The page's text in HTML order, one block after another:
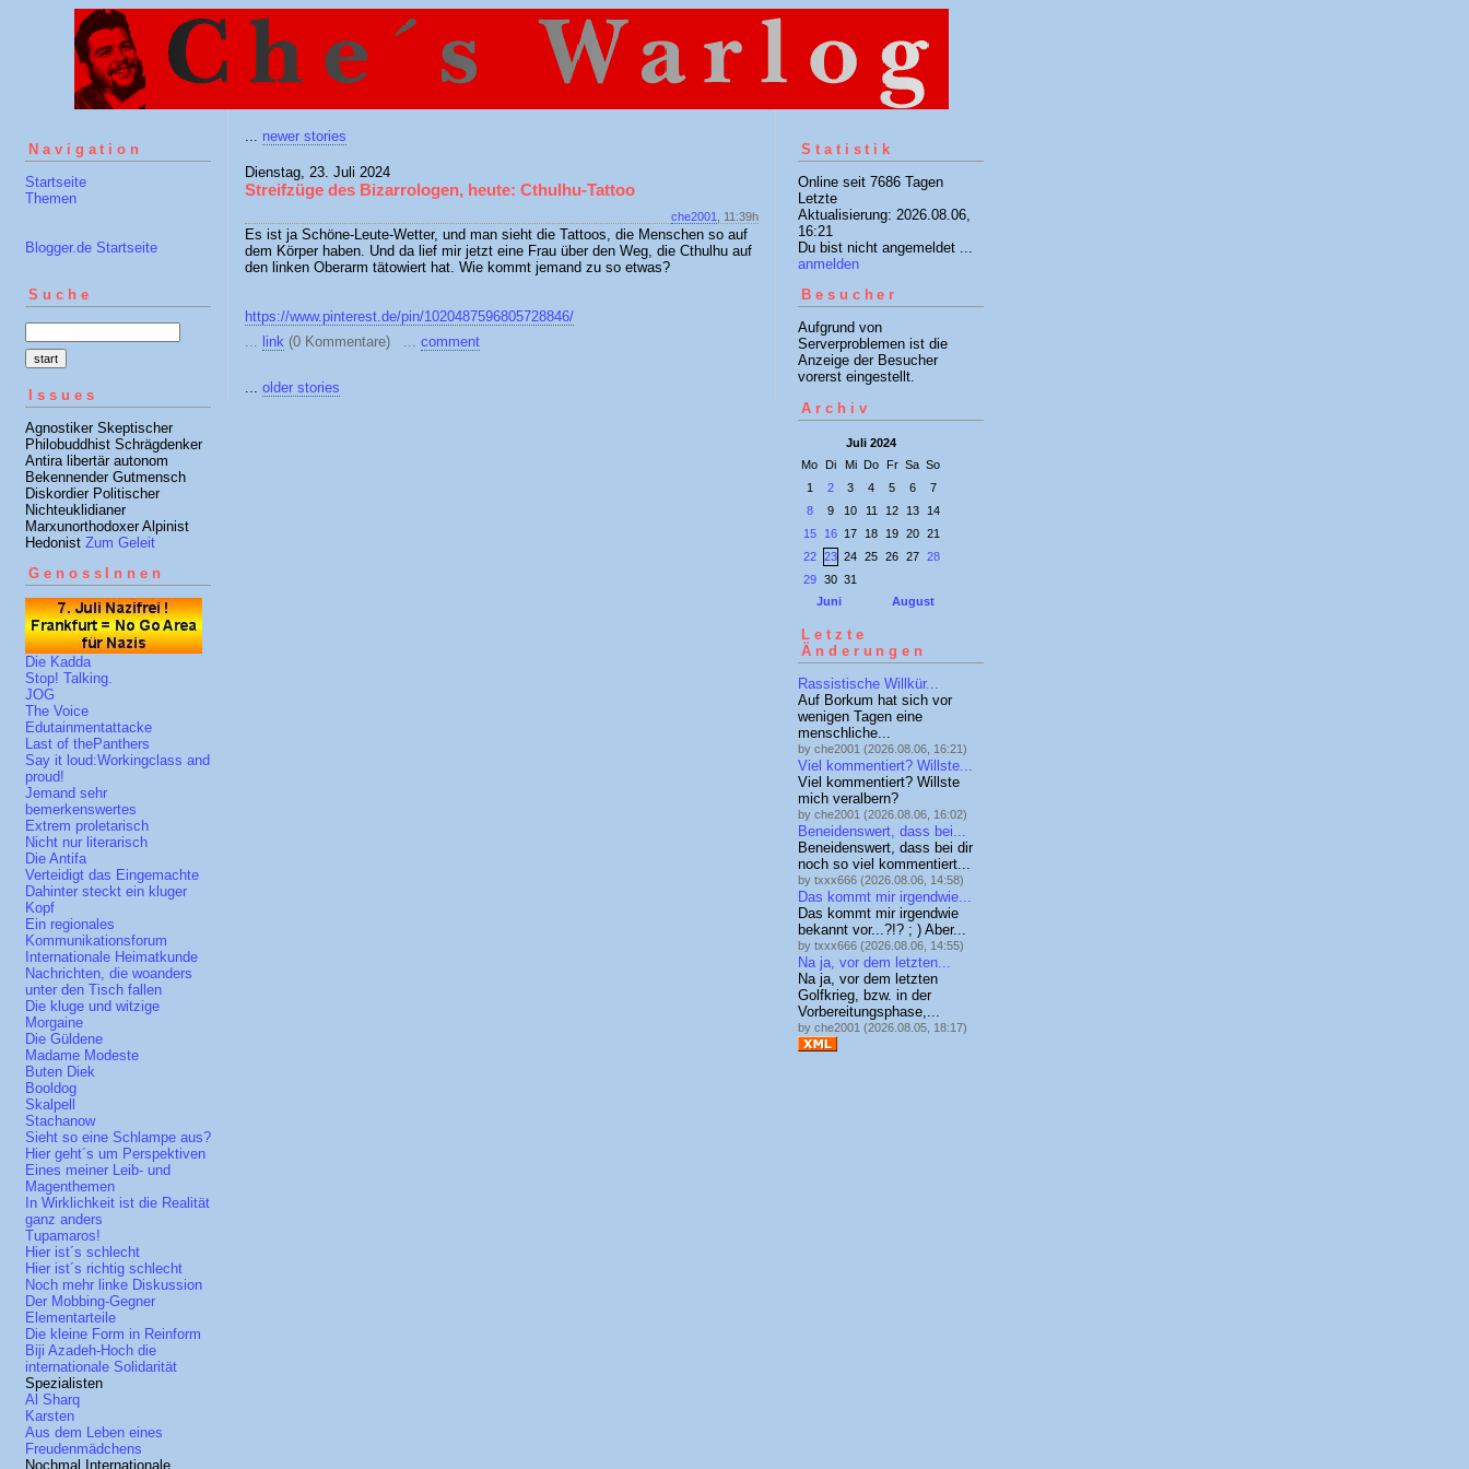
Navigation
Startseite
Themen
Blogger.de Startseite
Suche
Issues
Agnostiker Skeptischer
Philobuddhist Schrägdenker
Antira libertär autonom
Bekennender Gutmensch
Diskordier Politischer
Nichteuklidianer
Marxunorthodoxer Alpinist
Hedonist Zum Geleit
GenossInnen
Die Kadda
Stop! Talking.
JOG
The Voice
Edutainmentattacke
Last of thePanthers
Say it loud:Workingclass and
proud!
Jemand sehr
bemerkenswertes
Extrem proletarisch
Nicht nur literarisch
Die Antifa
Verteidigt das Eingemachte
Dahinter steckt ein kluger
Kopf
Ein regionales
Kommunikationsforum
Internationale Heimatkunde
Nachrichten, die woanders
unter den Tisch fallen
Die kluge und witzige
Morgaine
Die Güldene
Madame Modeste
Buten Diek
Booldog
Skalpell
Stachanow
Sieht so eine Schlampe aus?
Hier geht´s um Perspektiven
Eines meiner Leib- und
Magenthemen
In Wirklichkeit ist die Realität
ganz anders
Tupamaros!
Hier ist´s schlecht
Hier ist´s richtig schlecht
Noch mehr linke Diskussion
Der Mobbing-Gegner
Elementarteile
Die kleine Form in Reinform
Biji Azadeh-Hoch die
internationale Solidarität
Spezialisten
Al Sharq
Karsten
Aus dem Leben eines
Freudenmädchens
Nochmal Internationale
... newer stories
Dienstag, 23. Juli 2024
Streifzüge des Bizarrologen, heute: Cthulhu-Tattoo
che2001 , 11:39h
Es ist ja Schöne-Leute-Wetter, und man sieht die Tattoos, die Menschen so auf
dem Körper haben. Und da lief mir jetzt eine Frau über den Weg, die Cthulhu auf
den linken Oberarm tätowiert hat. Wie kommt jemand zu so etwas?
https://www.pinterest.de/pin/1020487596805728846/
... link (0 Kommentare) ... comment
... older stories
Statistik
Online seit 7686 Tagen
Letzte
Aktualisierung: 2026.08.06,
16:21
Du bist nicht angemeldet ...
anmelden
Besucher
Aufgrund von
Serverproblemen ist die
Anzeige der Besucher
vorerst eingestellt.
Archiv
Juli 2024
Mo
Di Mi Do Fr Sa So
1
2 3 4 5 6
7
8
9 10 11 12 13
14
15
16 17 18 19 20
21
22
23 24 25 26 27
28
29
30 31
Juni
August
Letzte
Änderungen
Rassistische Willkür...
Auf Borkum hat sich vor
wenigen Tagen eine
menschliche...
by che2001 (2026.08.06, 16:21)
Viel kommentiert? Willste...
Viel kommentiert? Willste
mich veralbern?
by che2001 (2026.08.06, 16:02)
Beneidenswert, dass bei...
Beneidenswert, dass bei dir
noch so viel kommentiert...
by txxx666 (2026.08.06, 14:58)
Das kommt mir irgendwie...
Das kommt mir irgendwie
bekannt vor...?!? ; ) Aber...
by txxx666 (2026.08.06, 14:55)
Na ja, vor dem letzten...
Na ja, vor dem letzten
Golfkrieg, bzw. in der
Vorbereitungsphase,...
by che2001 (2026.08.05, 18:17)